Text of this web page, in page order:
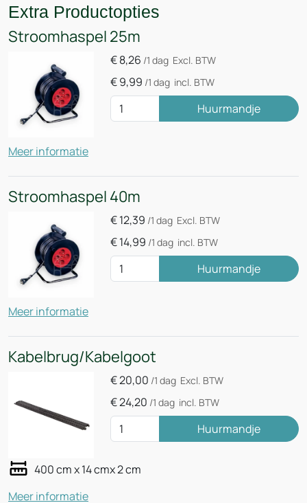
Extra Productopties
Stroomhaspel 25m
€8,26 /1 dag Excl. BTW
€9,99 /1 dag incl. BTW
Huurmandje
Meer informatie
Stroomhaspel 40m
€12,39 /1 dag Excl. BTW
€14,99 /1 dag incl. BTW
Huurmandje
Meer informatie
Kabelbrug/Kabelgoot
€20,00 /1 dag Excl. BTW
€24,20 /1 dag incl. BTW
Huurmandje
400 cm x 14 cmx 2 cm
Meer informatie